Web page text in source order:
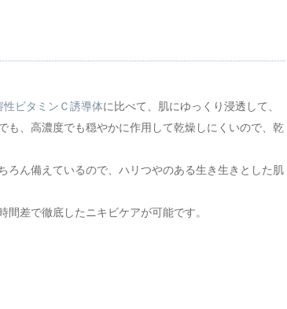
性ビタミンＣ誘導体に比べて、肌にゆっくり浸透して、
、高濃度でも穏やかに作用して乾燥しにくいので、乾
ろん備えているので、ハリつやのある生き生きとした肌
間差で徹底したニキビケアが可能です。